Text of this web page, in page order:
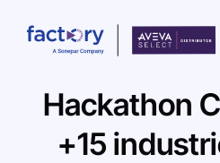
Hackathon
+15